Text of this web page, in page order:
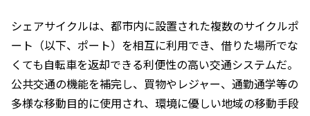
シェアサイクルは、都市内に設置された複数のサイクルポ
ート（以下、ポート）を相互に利用でき、借りた場所でな
くても自転車を返却できる利便性の高い交通システムだ。
公共交通の機能を補完し、買物やレジャー、通勤通学等の
多様な移動目的に使用され、環境に優しい地域の移動手段